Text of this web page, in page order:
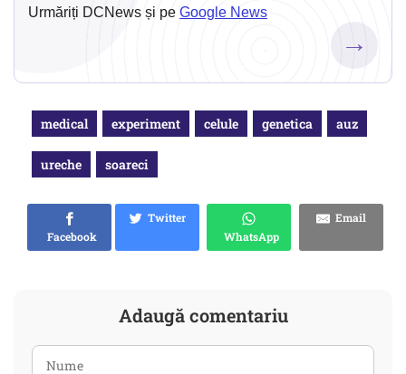
Urmăriți DCNews și pe Google News
→
medical experiment celule genetica auz
ureche soareci
Facebook
Twitter
WhatsApp
Email
Adaugă comentariu